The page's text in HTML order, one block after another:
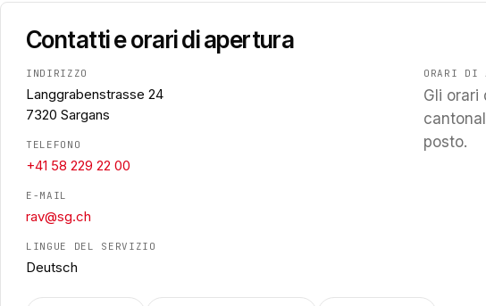
Contatti e orari di apertura
INDIRIZZO
Langgrabenstrasse 24
7320 Sargans
TELEFONO
+41 58 229 22 00
E-MAIL
rav@sg.ch
LINGUE DEL SERVIZIO
Deutsch
ORARI DI
Gli
posto.